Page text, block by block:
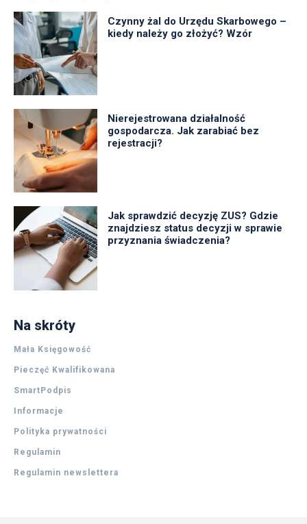
Czynny żal do Urzędu Skarbowego –
kiedy należy go złożyć? Wzór
Nierejestrowana działalność
gospodarcza. Jak zarabiać bez
rejestracji?
Jak sprawdzić decyzję ZUS? Gdzie
znajdziesz status decyzji w sprawie
przyznania świadczenia?
Na skróty
Mała Księgowość
Pieczęć Kwalifikowana
SmartPodpis
Informacje
Polityka prywatności
Regulamin
Regulamin newslettera